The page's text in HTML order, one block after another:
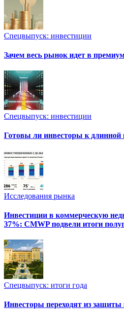
Спецвыпуск: инвестиции
Зачем весь рынок идет в
Спецвыпуск: инвестиции
Готовы ли инвесторы к длинной
Исследования рынка
Инвестиции в коммерческую
37%: CMWP подвели итоги
Спецвыпуск: итоги года
Инвесторы переходят из защиты